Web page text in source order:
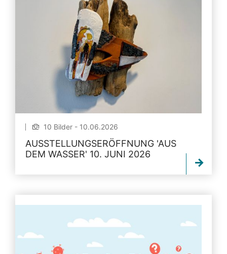
10 Bilder - 10.06.2026
AUSSTELLUNGSERÖFFNUNG 'AUS
DEM WASSER' 10. JUNI 2026